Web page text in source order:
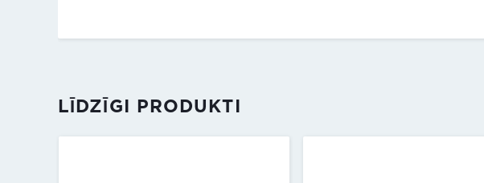
LĪDZĪGI PRODUKTI